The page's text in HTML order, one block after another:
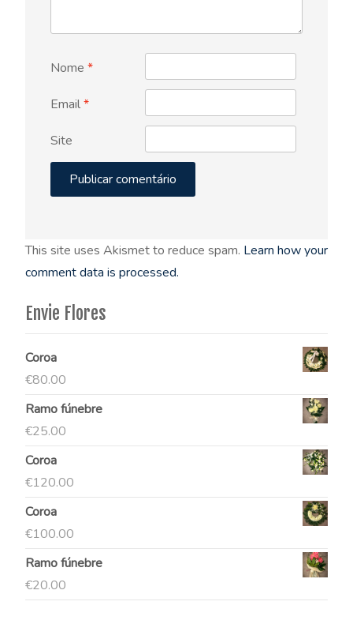
Nome *
Email*
Site
This site uses Akismet to reduce spam. Learn how your
comment data is processed.
Envie Flores
Coroa
€80.00
Ramo fúnebre
€25.00
Coroa
€120.00
Coroa
€100.00
Ramo fúnebre
€20.00